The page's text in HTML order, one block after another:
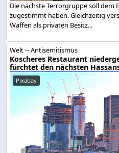
Die nächste Terrorgruppe soll dem
zugestimmt haben. Gleichzeitig
Waffen als privaten Besitz...
Welt -- Antisemitismus
Koscheres Restaurant
fürchtet den nächsten
Pixabay